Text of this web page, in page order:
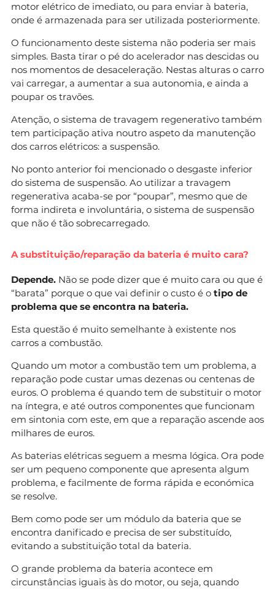
motor elétrico de imediato, ou para enviar à bateria,
onde é armazenada para ser utilizada posteriormente.
O funcionamento deste sistema não poderia ser mais
simples. Basta tirar o pé do acelerador nas descidas ou
nos momentos de desaceleração. Nestas alturas o carro
vai carregar, a aumentar a sua autonomia, e ainda a
poupar os travões.
Atenção, o sistema de travagem regenerativo também
tem participação ativa noutro aspeto da manutenção
dos carros elétricos: a suspensão.
No ponto anterior foi mencionado o desgaste inferior
do sistema de suspensão. Ao utilizar a travagem
regenerativa acaba-se por “poupar”, mesmo que de
forma indireta e involuntária, o sistema de suspensão
que não é tão sobrecarregado.
A substituição/reparação da bateria é muito cara?
Depende. Não se pode dizer que é muito cara ou que é
“barata” porque o que vai definir o custo é o tipo de
problema que se encontra na bateria.
Esta questão é muito semelhante à existente nos
carros a combustão.
Quando um motor a combustão tem um problema, a
reparação pode custar umas dezenas ou centenas de
euros. O problema é quando tem de substituir o motor
na íntegra, e até outros componentes que funcionam
em sintonia com este, em que a reparação ascende aos
milhares de euros.
As baterias elétricas seguem a mesma lógica. Ora pode
ser um pequeno componente que apresenta algum
problema, e facilmente de forma rápida e económica
se resolve.
Bem como pode ser um módulo da bateria que se
encontra danificado e precisa de ser substituído,
evitando a substituição total da bateria.
O grande problema da bateria acontece em
circunstâncias iguais às do motor, ou seja, quando